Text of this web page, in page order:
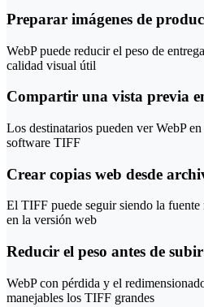
Preparar imágenes de
WebP puede reducir el peso de
calidad visual útil
Compartir una vista previa
Los destinatarios pueden ver WebP
software TIFF
Crear copias web desde
El TIFF puede seguir siendo la fuente
en la versión web
Reducir el peso antes de
WebP con pérdida y el
manejables los TIFF grandes